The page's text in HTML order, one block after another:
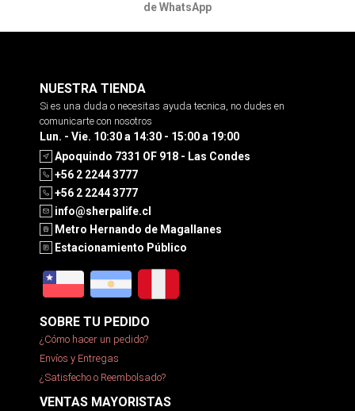
de WhatsApp
NUESTRA TIENDA
Si es una duda o necesitas ayuda tecnica, no dudes en
comunicarte con nosotros
Lun. - Vie. 10:30 a 14:30 - 15:00 a 19:00
Apoquindo 7331 OF 918 - Las Condes
+56 2 2244 3777
+56 2 2244 3777
info@sherpalife.cl
Metro Hernando de Magallanes
Estacionamiento Público
SOBRE TU PEDIDO
¿Cómo hacer un pedido?
Envíos y Entregas
¿Satisfecho o Reembolsado?
VENTAS MAYORISTAS